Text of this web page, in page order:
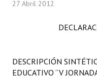
Comisiones Especiales
Programas
27 Abril 2012
DESCRIPCIÓN
EDUCATIVO “V